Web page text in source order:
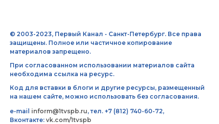
© 2003-2023, Первый Канал - Санкт-Петербург. Все права
защищены. Полное или частичное копирование
материалов запрещено.
При согласованном использовании материалов сайта
необходима ссылка на ресурс.
Код для вставки в блоги и другие ресурсы, размещенный
на нашем сайте, можно использовать без согласования.
e-mail inform@1tvspb.ru, тел. +7 (812) 740-60-72,
Вконтакте: vk.com/1tvspb